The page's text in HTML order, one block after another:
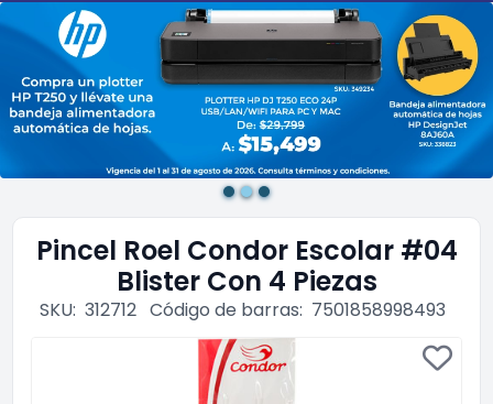
Pincel Roel Condor Escolar #04
Blister Con 4 Piezas
SKU: 312712 Código de barras: 7501858998493